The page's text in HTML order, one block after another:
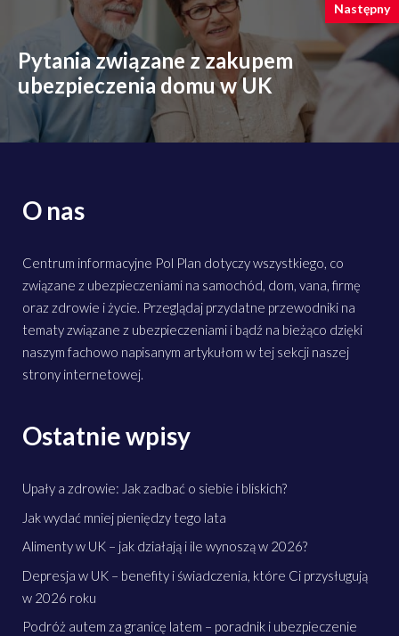
Następny
Pytania związane z zakupem
ubezpieczenia domu w UK
O nas
Centrum informacyjne Pol Plan dotyczy wszystkiego, co
związane z ubezpieczeniami na samochód, dom, vana, firmę
oraz zdrowie i życie. Przeglądaj przydatne przewodniki na
tematy związane z ubezpieczeniami i bądź na bieżąco dzięki
naszym fachowo napisanym artykułom w tej sekcji naszej
strony internetowej.
Ostatnie wpisy
Upały a zdrowie: Jak zadbać o siebie i bliskich?
Jak wydać mniej pieniędzy tego lata
Alimenty w UK – jak działają i ile wynoszą w 2026?
Depresja w UK – benefity i świadczenia, które Ci przysługują
w 2026 roku
Podróż autem za granicę latem – poradnik i ubezpieczenie